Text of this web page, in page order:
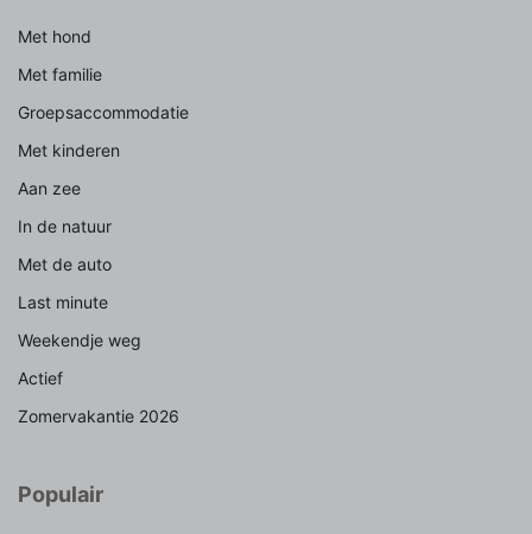
Met hond
Met familie
Groepsaccommodatie
Met kinderen
Aan zee
In de natuur
Met de auto
Last minute
Weekendje weg
Actief
Zomervakantie 2026
Populair